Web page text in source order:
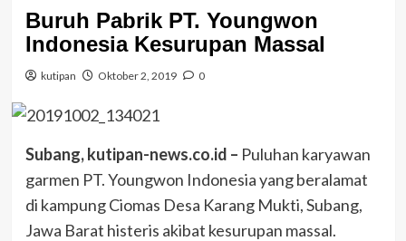
Buruh Pabrik PT. Youngwon
Indonesia Kesurupan Massal
kutipan Oktober 2, 2019 0
Subang, kutipan-news.co.id – Puluhan karyawan
garmen PT. Youngwon Indonesia yang beralamat
di kampung Ciomas Desa Karang Mukti, Subang,
Jawa Barat histeris akibat kesurupan massal.